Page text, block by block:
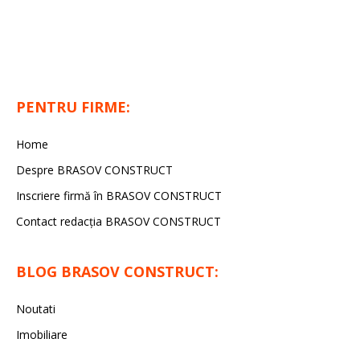
PENTRU FIRME:
Home
Despre BRASOV CONSTRUCT
Inscriere firmă în BRASOV CONSTRUCT
Contact redacţia BRASOV CONSTRUCT
BLOG BRASOV CONSTRUCT:
Noutati
Imobiliare